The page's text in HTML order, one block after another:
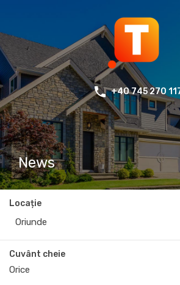
+40 745 270
News
Locație
Oriunde
Cuvânt cheie